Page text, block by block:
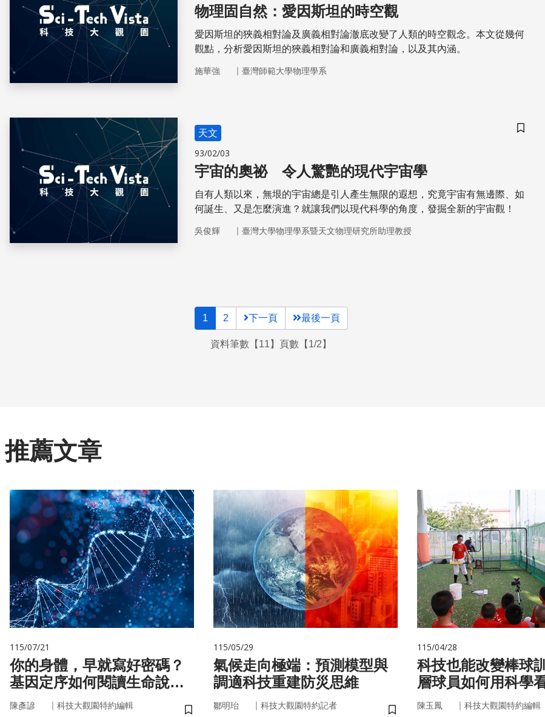
物理固自然：愛因斯坦的時空觀
愛因斯坦的狹義相對論及廣義相對論澈底改變了人類的時空觀念。本文從幾何
觀點，分析愛因斯坦的狹義相對論和廣義相對論，以及其內涵。
施華強 ｜ 臺灣師範大學物理學系
儲存
天文
93/02/03
宇宙的奧祕 令人驚艷的現代宇宙學
自有人類以來，無垠的宇宙總是引人產生無限的遐想，究竟宇宙有無邊際、如
何誕生、又是怎麼演進？就讓我們以現代科學的角度，發掘全新的宇宙觀！
吳俊輝 ｜ 臺灣大學物理學系暨天文物理研究所助理教授
1 2 下一頁 最後一頁
資料筆數【11】頁數【1/2】
推薦文章
115/07/21
你的身體，早就寫好密碼？
基因定序如何閱讀生命說明
書
陳彥諺 ｜ 科技大觀園特約編輯
115/05/29
氣候走向極端：預測模型與
調適科技重建防災思維
鄒明珆 ｜ 科技大觀園特約記者
115/04/28
科技也能改變棒球
層球員如何用科學
陳玉鳳 ｜ 科技大觀園特約編輯